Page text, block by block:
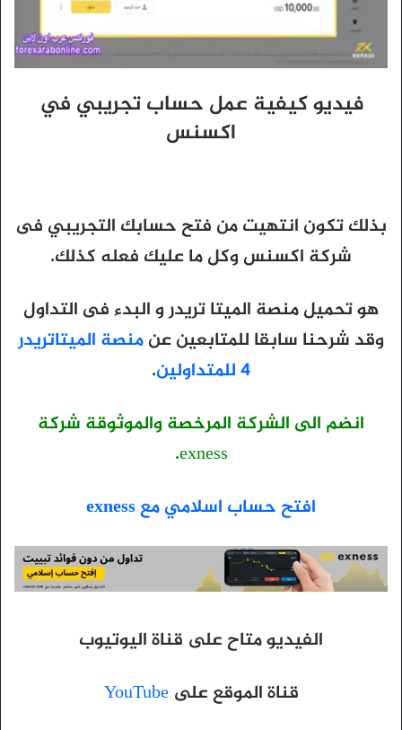
فيديو كيفية عمل حساب تجريبي في
اكسنس
بذلك تكون انتهيت من فتح حسابك التجريبي فى
شركة اكسنس وكل ما عليك فعله كذلك.
هو تحميل منصة الميتا تريدر و البدء فى التداول
وقد شرحنا سابقا للمتابعين عنمنصة الميتاتريدر
4 للمتداولين
.
انضم الى الشركة المرخصة والموثوقة شركة
exness.
افتح حساب اسلامي مع exness
الفيديو متاح على قناة اليوتيوب
قناة الموقع علىYouTube